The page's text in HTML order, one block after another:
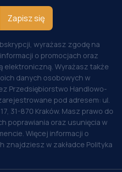
Zapisz się
wyrażasz zgodę na
o promocjach oraz
elektroniczną. Wyrażasz także
danych osobowych w
Przedsiębiorstwo Handlowo-
pod adresem: ul.
31-870 Kraków. Masz prawo do
poprawiania oraz usunięcia w
Więcej informacji o
znajdziesz w zakładce Polityka